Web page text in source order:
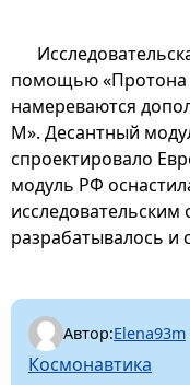
помощью «Протона
намереваются
М». Десантный
спроектировало
модуль РФ
разрабатывалось и
Автор:Elena93m
Космонавтика